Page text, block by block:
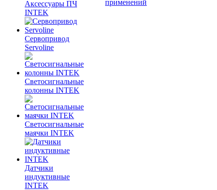
Аксессуары ПЧ
INTEK
Сервопривод
Servoline
Светосигнальные
колонны INTEK
Светосигнальные
маячки INTEK
Датчики
индуктивные
INTEK
применений